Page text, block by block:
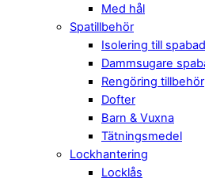
Med hål
Spatillbehör
Isolering till spabad
Dammsugare
Rengöring tillbehör
Dofter
Barn & Vuxna
Tätningsmedel
Lockhantering
Locklås